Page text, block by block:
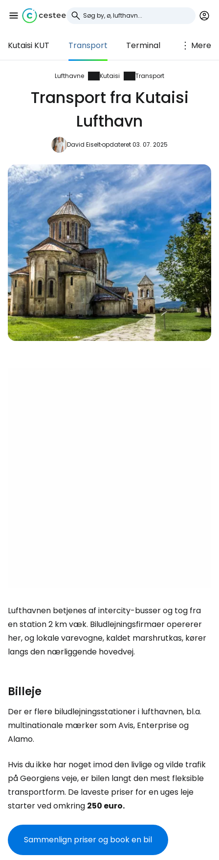
Kutaisi KUT Transport Terminal Mere
Lufthavne Kutaisi Transport
Transport fra Kutaisi
Lufthavn
David Eiseltopdateret 03. 07. 2025
Lufthavnen betjenes af intercity-busser og tog fra
en station 2 km væk. Biludlejningsfirmaer opererer
her, og lokale varevogne, kaldet marshrutkas, kører
langs den nærliggende hovedvej.
Billeje
Der er flere biludlejningsstationer i lufthavnen, bl.a.
multinationale mærker som Avis, Enterprise og
Alamo.
Hvis du ikke har noget imod den livlige og vilde trafik
på Georgiens veje, er bilen langt den mest fleksible
transportform. De laveste priser for en uges leje
starter ved omkring 250 euro.
Sammenlign priser og book en bil
Log ind på Cestee
... det verdensomspændende
Fortsæt med Google
Fortsæt med e-mail